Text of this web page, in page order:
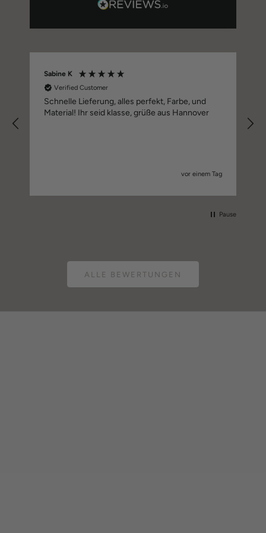
Sabine K
Verified Customer
Schnelle Lieferung, alles perfekt, Farbe, und
Material! Ihr seid klasse, grüße aus Hannover
vor einem Tag
Pause
ALLE BEWERTUNGEN